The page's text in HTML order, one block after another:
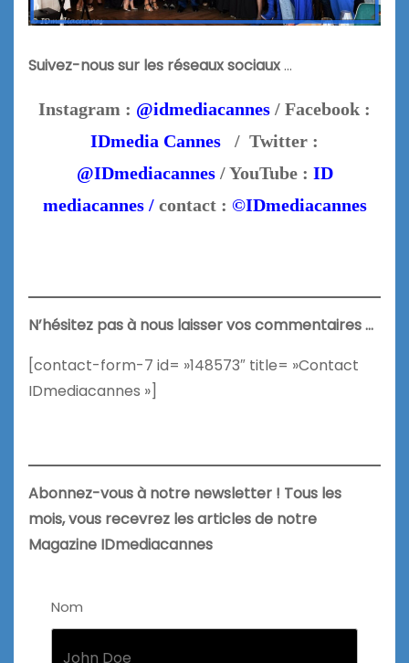
Suivez-nous sur les réseaux sociaux…
Instagram : @idmediacannes / Facebook :
IDmedia Cannes / Twitter :
@IDmediacannes/ YouTube : ID
mediacannes / contact : ©IDmediacannes
N’hésitez pas à nous laisser vos commentaires …
[contact-form-7 id= »148573″ title= »Contact
IDmediacannes »]
Abonnez-vous à notre newsletter ! Tous les
mois, vous recevrez les articles de notre
Magazine IDmediacannes
Nom